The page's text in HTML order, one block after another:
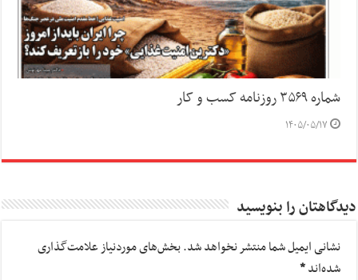
شماره ۳۵۶۹ روزنامه کسب و کار
۱۴۰۵/۰۵/۱۷
دیدگاهتان را بنویسید
نشانی ایمیل شما منتشر نخواهد شد.بخش‌های موردنیاز علامت‌گذاری
شده‌اند*